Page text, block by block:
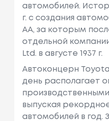
автомобилей.
г. с создания
AA, за которым
отдельной
Ltd. в августе 1937 г.
Автоконцерн
день располагает
выпуская
автомобилей в год.